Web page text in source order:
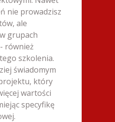
nie prowadzisz
ale
grupach
również
szkolenia.
świadomym
który
wartości
specyfikę